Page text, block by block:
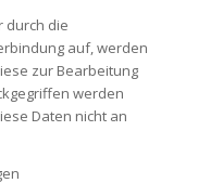
durch die
auf, werden
zur Bearbeitung
werden
Daten nicht an